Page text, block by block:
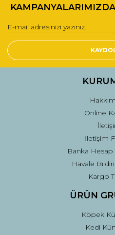
Görüş ve önerileriniz için
Ürün resmi kalitesiz, bozuk
Ürün açıklamasında eksik
Ürün fiyatı diğer sitelerden daha
Online
İletişim
Banka
Havale
Kargo
ÜRÜN
Köpek
Kedi